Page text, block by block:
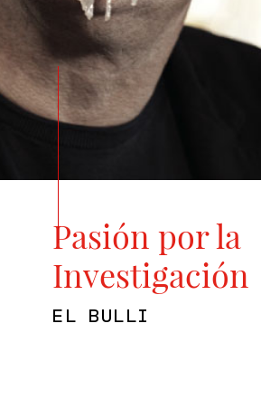
Pasión por la
Investigación
EL BULLI